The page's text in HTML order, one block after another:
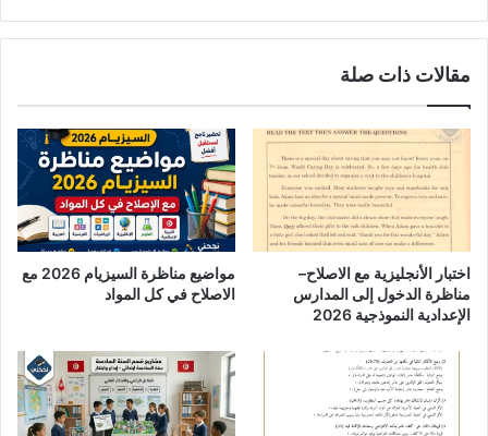
والوقاية
مقالات ذات صلة
اختبار الأنجليزية مع الاصلاح–
مناظرة الدخول إلى المدارس
الإعدادية النموذجية 2026
مواضيع مناظرة السيزيام 2026 مع
الاصلاح في كل المواد